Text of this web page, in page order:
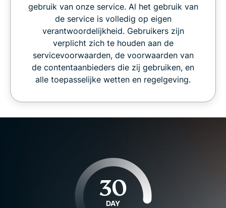
gebruik van onze service. Al het gebruik van
de service is volledig op eigen
verantwoordelijkheid. Gebruikers zijn
verplicht zich te houden aan de
servicevoorwaarden, de voorwaarden van
de contentaanbieders die zij gebruiken, en
alle toepasselijke wetten en regelgeving.
30
DAY